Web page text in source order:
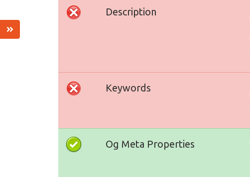
Description
Keywords
Og Meta Properties